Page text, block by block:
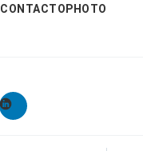
CONTACTOPHOTO